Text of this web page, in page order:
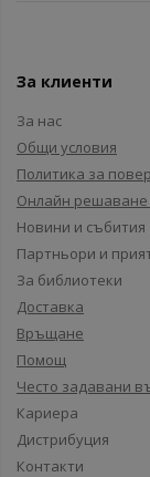
За клиенти
За нас
Общи условия
Политика за
Онлайн решаване
Новини и събития
Партньори и
За библиотеки
Доставка
Връщане
Помощ
Често задавани
Кариера
Дистрибуция
Контакти